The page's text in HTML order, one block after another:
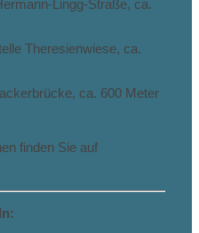
Lingg-Straße, ca.
Theresienwiese, ca.
ca. 600 Meter
finden Sie auf